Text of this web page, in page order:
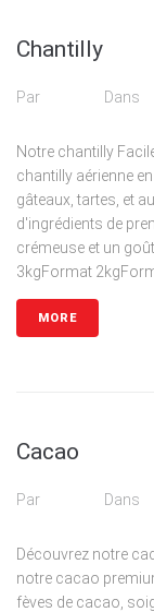
Chantilly
Par Dans
Notre chantilly
chantilly aérienne
gâteaux, tartes, et
d'ingrédients de
crémeuse et un
3kgFormat
MORE
Cacao
Par Dans
Découvrez notre
notre cacao
fèves de cacao,